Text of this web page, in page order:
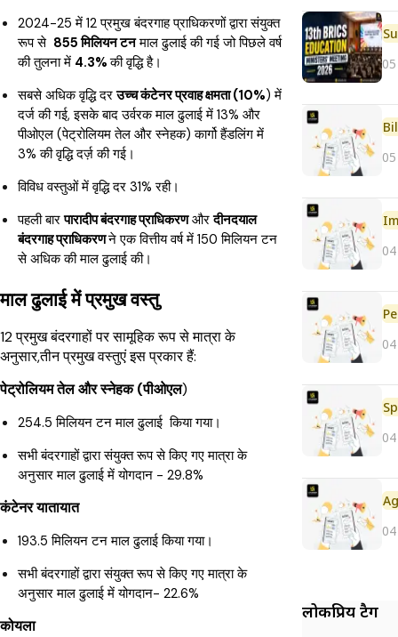
2024-25 में 12 प्रमुख बंदरगाह प्राधिकरणों द्वारा संयुक्त
रूप से 855 मिलियन टनमाल ढुलाई की गई जो पिछले वर्ष
की तुलना में 4.3%की वृद्धि है।
सबसे अधिक वृद्धि दरउच्च कंटेनर प्रवाह क्षमता (10%) में
दर्ज की गई, इसके बाद उर्वरक माल ढुलाई में 13% और
पीओएल (पेट्रोलियम तेल और स्नेहक) कार्गो हैंडलिंग में
3% की वृद्धि दर्ज़ की गई।
विविध वस्तुओं में वृद्धि दर 31% रही।
पहली बारपारादीप बंदरगाह प्राधिकरणऔरदीनदयाल
बंदरगाह प्राधिकरणने एक वित्तीय वर्ष में 150 मिलियन टन
से अधिक की माल ढुलाई की।
माल ढुलाई में प्रमुख वस्तु
12 प्रमुख बंदरगाहों पर सामूहिक रूप से मात्रा के
अनुसार,तीन प्रमुख वस्तुएं इस प्रकार हैं:
पेट्रोलियम तेल और स्नेहक (पीओएल)
254.5 मिलियन टन माल ढुलाई किया गया।
सभी बंदरगाहों द्वारा संयुक्त रूप से किए गए मात्रा के
अनुसार माल ढुलाई में योगदान - 29.8%
कंटेनर यातायात
193.5 मिलियन टन माल ढुलाई किया गया।
सभी बंदरगाहों द्वारा संयुक्त रूप से किए गए मात्रा के
अनुसार माल ढुलाई में योगदान- 22.6%
कोयला
लोकप्रिय टैग